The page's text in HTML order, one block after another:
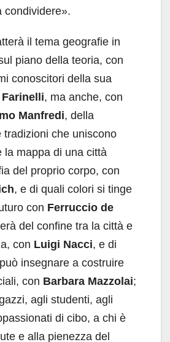
condividere».
il tema geografie in
piano della teoria, con
conoscitori della sua
, ma anche, con
Manfredi, della
tradizioni che uniscono
la mappa di una città
del proprio corpo, con
, e di quali colori si tinge
con Ferruccio de
del confine tra la città e
con Luigi Nacci, e di
insegnare a costruire
con Barbara Mazzolai;
agli studenti, agli
di cibo, a chi è
e alla pienezza del